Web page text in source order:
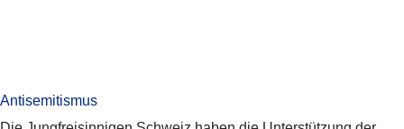
Antisemitismus